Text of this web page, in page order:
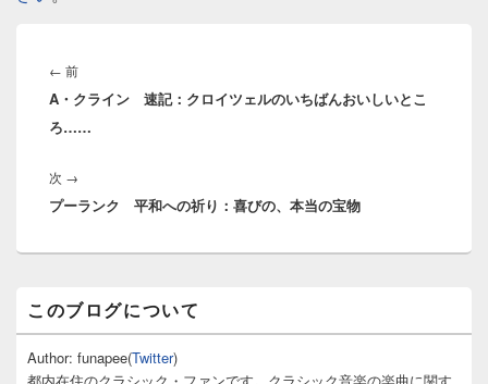
稿
ナ
ビ
ゲ
シ
ョ
← 前前
の
投
A・クライン 速記：クロイツェルのいちばんおいしいとこ
ろ……
次 →
の
プーランク 平和への祈り：喜びの、本当の宝物
ン
サ
イ
このブログについて
Author: funapee(Twitter)